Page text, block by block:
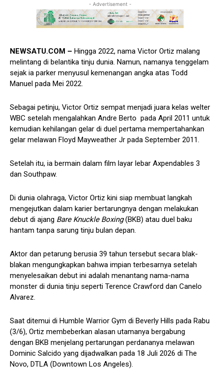
- Advertisement -
NEWSATU.COM – Hingga 2022, nama Victor Ortiz malang
melintang di belantika tinju dunia. Namun, namanya tenggelam
sejak ia parker menyusul kemenangan angka atas Todd
Manuel pada Mei 2022.
Sebagai petinju, Victor Ortiz sempat menjadi juara kelas welter
WBC setelah mengalahkan Andre Berto pada April 2011 untuk
kemudian kehilangan gelar di duel pertama mempertahankan
gelar melawan Floyd Mayweather Jr pada September 2011.
Setelah itu, ia bermain dalam film layar lebar Axpendables 3
dan Southpaw.
Di dunia olahraga, Victor Ortiz kini siap membuat langkah
mengejutkan dalam karier bertarungnya dengan melakukan
debut di ajang Bare Knuckle Boxing(BKB) atau duel baku
hantam tanpa sarung tinju bulan depan.
Aktor dan petarung berusia 39 tahun tersebut secara blak-
blakan mengungkapkan bahwa impian terbesarnya setelah
menyelesaikan debut ini adalah menantang nama-nama
monster di dunia tinju seperti Terence Crawford dan Canelo
Alvarez.
Saat ditemui di Humble Warrior Gym di Beverly Hills pada Rabu
(3/6), Ortiz membeberkan alasan utamanya bergabung
dengan BKB menjelang pertarungan perdananya melawan
Dominic Salcido yang dijadwalkan pada 18 Juli 2026 di The
Novo, DTLA (Downtown Los Angeles).